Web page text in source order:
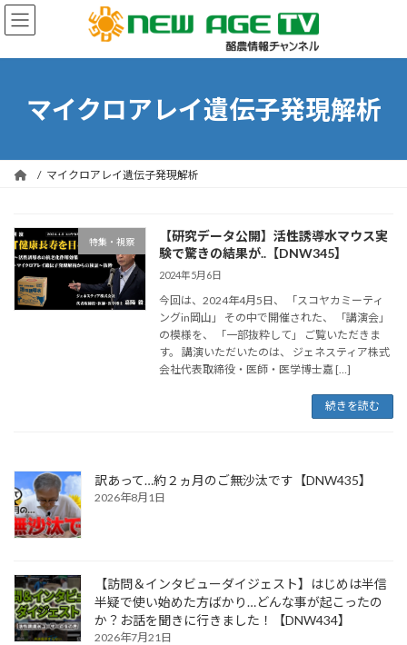
コ
ン
ン
ナ
ビ
ー
マイクロアレイ遺伝子発現解析
マイクロアレイ遺伝子発現解析
特集・視察
【研究データ公開】活性誘導水マウス実
験で驚きの結果が..【DNW345】
2024年5月6日
今回は、2024年4月5日、 「スコヤカミーティ
ングin岡山」 その中で開催された、 「講演会」
の模様を、 「一部抜粋して」 ご覧いただきま
す。 講演いただいたのは、 ジェネスティア株式
会社代表取締役・医師・医学博士嘉 […]
続きを読む
訳あって…約２ヵ月のご無沙汰です【DNW435】
2026年8月1日
【訪問＆インタビューダイジェスト】はじめは半信
半疑で使い始めた方ばかり…どんな事が起こったの
か？お話を聞きに行きました！【DNW434】
2026年7月21日